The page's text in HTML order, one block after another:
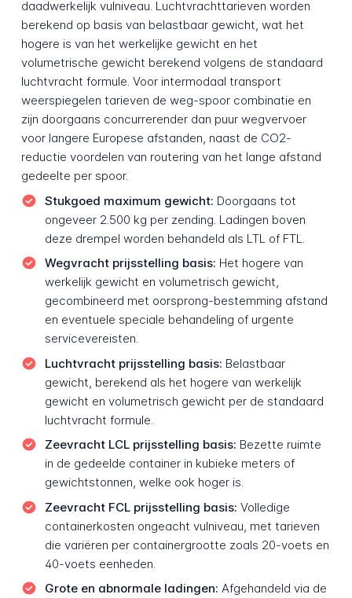
daadwerkelijk vulniveau. Luchtvrachttarieven worden
berekend op basis van belastbaar gewicht, wat het
hogere is van het werkelijke gewicht en het
volumetrische gewicht berekend volgens de standaard
luchtvracht formule. Voor intermodaal transport
weerspiegelen tarieven de weg-spoor combinatie en
zijn doorgaans concurrerender dan puur wegvervoer
voor langere Europese afstanden, naast de CO2-
reductie voordelen van routering van het lange afstand
gedeelte per spoor.
Stukgoed maximum gewicht: Doorgaans tot
ongeveer 2.500 kg per zending. Ladingen boven
deze drempel worden behandeld als LTL of FTL.
Wegvracht prijsstelling basis: Het hogere van
werkelijk gewicht en volumetrisch gewicht,
gecombineerd met oorsprong-bestemming afstand
en eventuele speciale behandeling of urgente
servicevereisten.
Luchtvracht prijsstelling basis: Belastbaar
gewicht, berekend als het hogere van werkelijk
gewicht en volumetrisch gewicht per de standaard
luchtvracht formule.
Zeevracht LCL prijsstelling basis: Bezette ruimte
in de gedeelde container in kubieke meters of
gewichtstonnen, welke ook hoger is.
Zeevracht FCL prijsstelling basis: Volledige
containerkosten ongeacht vulniveau, met tarieven
die variëren per containergrootte zoals 20-voets en
40-voets eenheden.
Grote en abnormale ladingen: Afgehandeld via de